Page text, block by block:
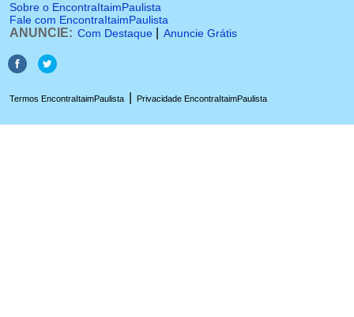
Sobre o EncontraItaimPaulista
Fale com EncontraItaimPaulista
ANUNCIE: Com Destaque Anuncie Grátis
Termos EncontraItaimPaulista Privacidade EncontraItaimPaulista